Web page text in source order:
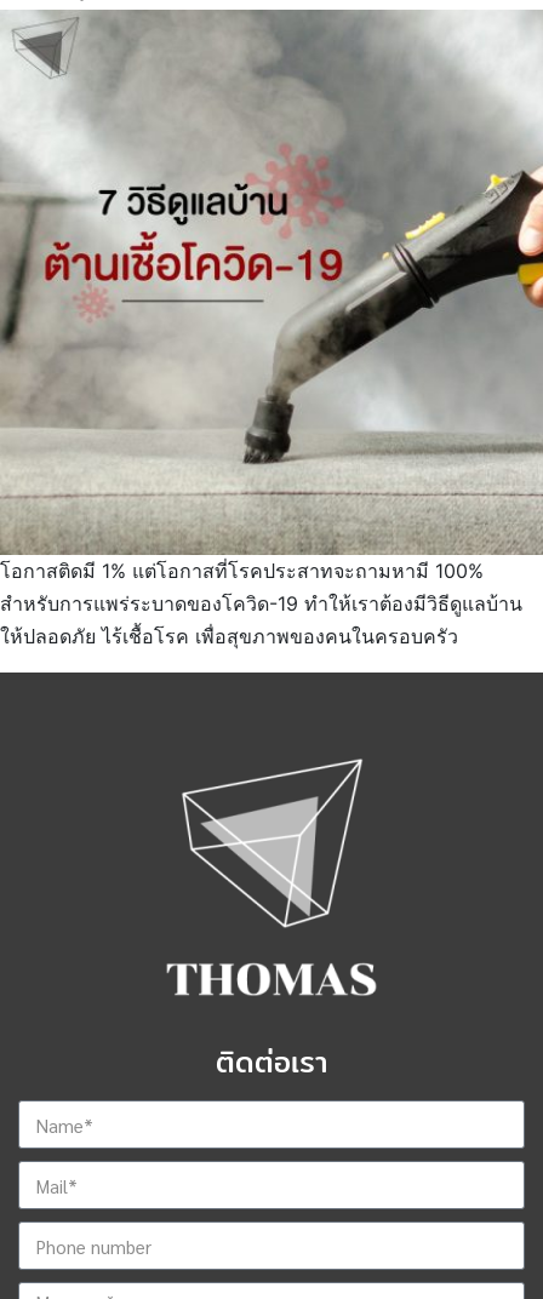
โอกาสติดมี 1% แต่โอกาสที่โรคประสาทจะถามหามี 100%
สำหรับการแพร่ระบาดของโควิด-19 ทำให้เราต้องมีวิธีดูแลบ้าน
ให้ปลอดภัย ไร้เชื้อโรค เพื่อสุขภาพของคนในครอบครัว
ติดต่อเรา